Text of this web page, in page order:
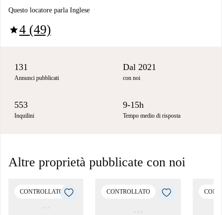
Questo locatore parla Inglese
star4 (49)
131
Annunci pubblicati
Dal 2021
con noi
553
Inquilini
9-15h
Tempo medio di risposta
Altre proprietà pubblicate con noi
CONTROLLATO CONTROLLATO